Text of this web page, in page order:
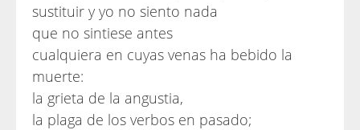
sustituir y yo no siento nada
que no sintiese antes
cualquiera en cuyas venas ha bebido la
muerte:
la grieta de la angustia,
la plaga de los verbos en pasado;